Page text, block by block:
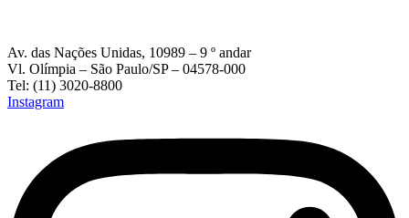
Av. das Nações Unidas, 10989 – 9 º andar
Vl. Olímpia – São Paulo/SP – 04578-000
Tel: (11) 3020-8800
Instagram